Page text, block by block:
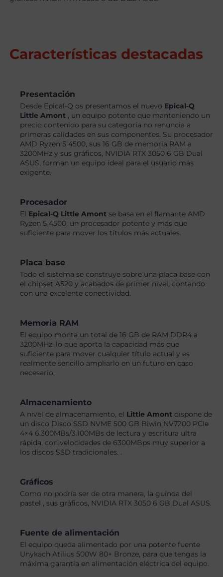
Características destacadas
Presentación
Desde Epical-Q os presentamos el nuevo Epical-Q
Little Amont , un equipo potente que manteniendo un
precio contenido para su categoría no renuncia a
primeras calidades en sus componentes. Su procesador
AMD Ryzen 5 4500, sus 16 GB de memoria RAM a
3200MHz y sus gráficos, NVIDIA RTX 3050 6 GB Dual
ASUS, forman un equipo ideal para el usuario más
exigente.
Procesador
El Epical-Q Little Amont se basa en el flamante AMD
Ryzen 5 4500, un procesador potente y más que
suficiente para mover los títulos más actuales.
Placa base
Todo el sistema se construye sobre una placa base con
el chipset A520 y acabados de primer nivel, contando
con una excelente conectividad.
Memoria RAM
El equipo monta un total de 16 GB de RAM DDR4 a
3200MHz, lo que aporta la capacidad más que
suficiente para mover cualquier título actual y es
realmente sencillo ampliarlo en un futuro en caso
necesario.
Almacenamiento
A nivel de almacenamiento, el Little Amont dispone de
un disco Disco SSD NVME 500 GB Biwin NV7200 PCIe
4×4 6.300MBs/3.100MBs de lectura y escritura ultra
rápida, con velocidades de 6300MBps muy superior a
los discos SSD tradicionales. .
Gráficos
Como no podría ser de otra manera, la guinda del
pastel , sus gráficos, NVIDIA RTX 3050 6 GB Dual ASUS.
Fuente de alimentación
El equipo queda alimentado por una potente fuente
Unykach Atilius 500W 80+ Bronze, para que tengas la
máxima garantía en alimentación eléctrica del equipo.